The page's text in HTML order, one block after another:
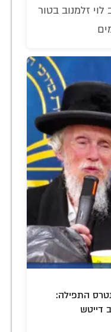
זלמנוב בטור
התפילה:
דייטש